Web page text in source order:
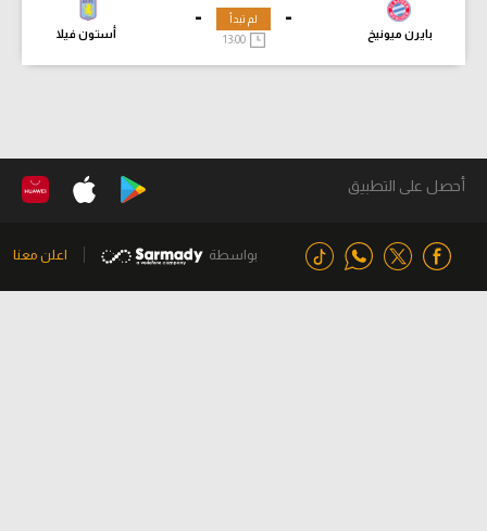
-
بايرن ميونيخ
-
أستون فيلا
لم تبدأ
13:00
أحصل على التطبيق
بواسطة اعلن معنا